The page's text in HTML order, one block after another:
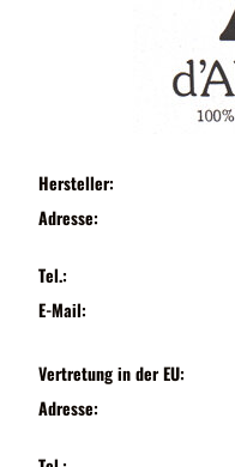
Hersteller:
Adresse:
Tel.:
E-Mail:
Vertretung in der EU:
Adresse: